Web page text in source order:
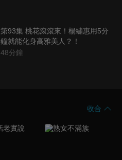
第93集 桃花滾滾來！楊繡惠用5分
鐘就能化身高雅美人？！
48分鐘
收合